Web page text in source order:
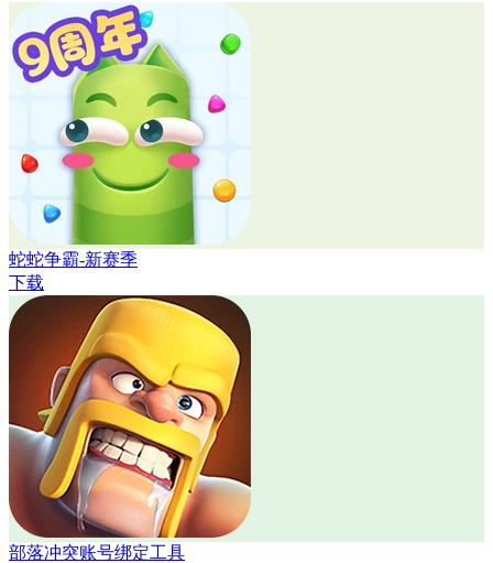
蛇蛇争霸-新赛季
下载
部落冲突账号绑定工具